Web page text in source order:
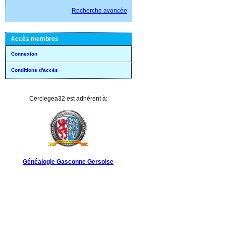
Recherche avancée
Accès membres
Connexion
Conditions d'accès
Cerclegea32 est adhérent à:
Généalogie Gasconne Gersoise